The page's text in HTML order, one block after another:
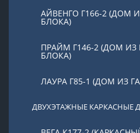
АЙВЕНГО Г166-2 (ДОМ
БЛОКА)
ПРАЙМ Г146-2 (ДОМ ИЗ
БЛОКА)
ЛАУРА Г85-1 (ДОМ ИЗ
ДВУХЭТАЖНЫЕ КАРКАСНЫЕ